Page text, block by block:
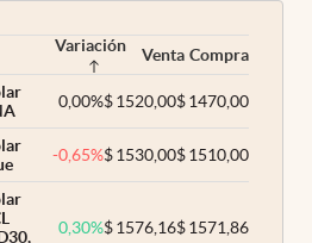
Variación Venta Compra
0,00%$1520,00$1470,00
-0,65%$1530,00$1510,00
0,30%$1576,16$1571,86